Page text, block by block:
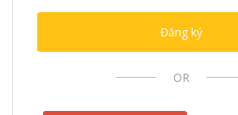
Đăng ký
OR